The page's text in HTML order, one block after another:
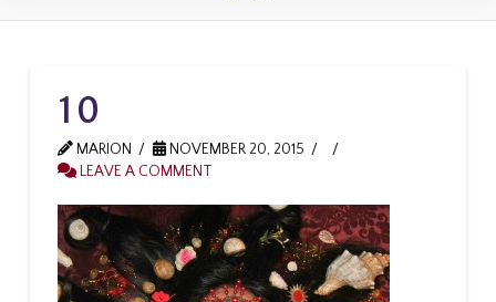
10
MARION
NOVEMBER 20, 2015
LEAVE A COMMENT